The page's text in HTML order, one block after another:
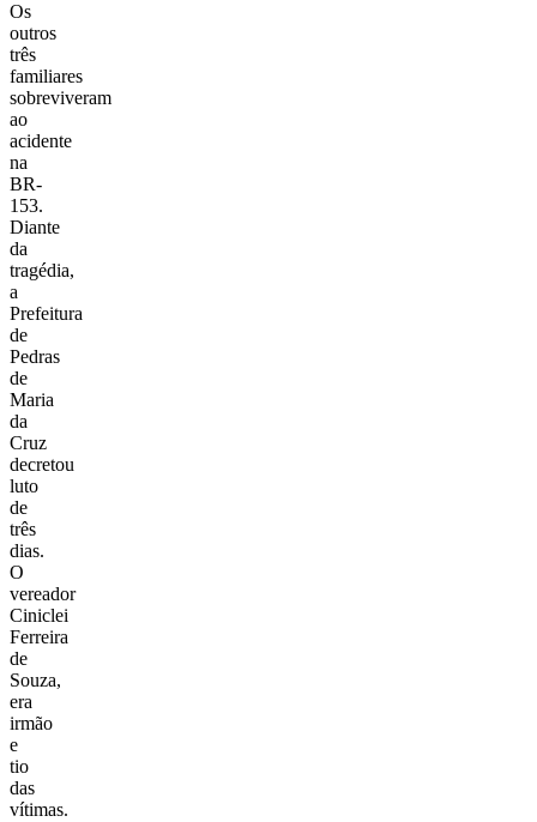
Os
outros
três
familiares
sobreviveram
ao
acidente
na
BR-
153.
Diante
da
tragédia,
a
Prefeitura
de
Pedras
de
Maria
da
Cruz
decretou
luto
de
três
dias.
O
vereador
Ciniclei
Ferreira
de
Souza,
era
irmão
e
tio
das
vítimas.